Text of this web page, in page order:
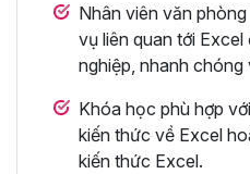
Nhân viên văn
vụ liên quan tới
nghiệp, nhanh chóng
Khóa học phù hợp
kiến thức về Excel
kiến thức Excel.